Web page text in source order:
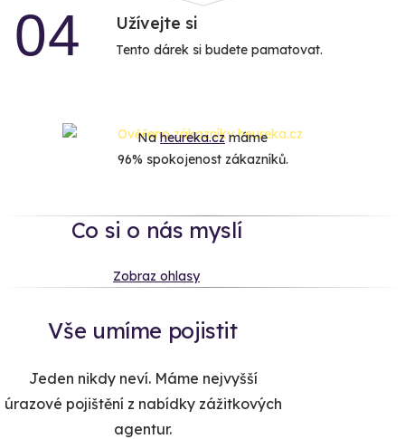
04 Užívejte si
Tento dárek si budete pamatovat.
Naheureka.czmáme
96% spokojenost zákazníků.
Co si o nás myslí
Zobraz ohlasy
Vše umíme pojistit
Jeden nikdy neví. Máme nejvyšší
úrazové pojištění z nabídky zážitkových
agentur.